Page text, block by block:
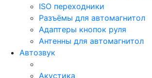
ISO переходники
Разъёмы для автомагнитол
Адаптеры кнопок руля
Антенны для автомагнитол
Автозвук
Акустика